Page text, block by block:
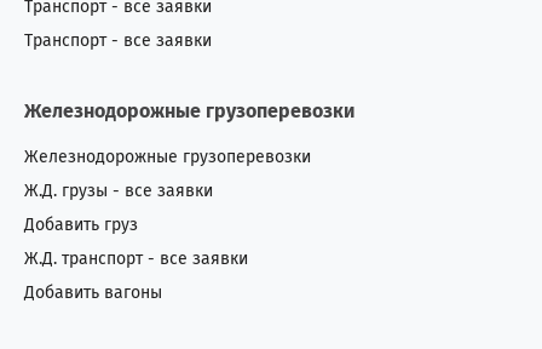
Транспорт - все заявки
Транспорт - все заявки
Железнодорожные грузоперевозки
Железнодорожные грузоперевозки
Ж.Д. грузы - все заявки
Добавить груз
Ж.Д. транспорт - все заявки
Добавить вагоны